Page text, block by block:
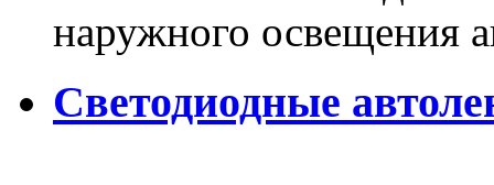
наружного освещения
Светодиодные